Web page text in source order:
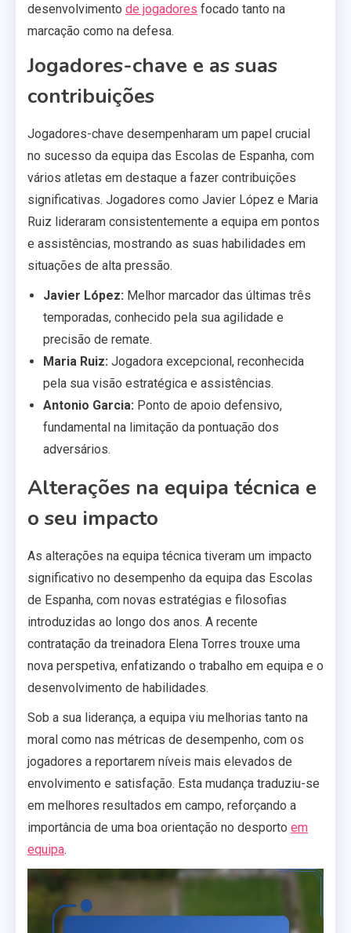
desenvolvimento de jogadores focado tanto na
marcação como na defesa.
Jogadores-chave e as suas
contribuições
Jogadores-chave desempenharam um papel crucial
no sucesso da equipa das Escolas de Espanha, com
vários atletas em destaque a fazer contribuições
significativas. Jogadores como Javier López e Maria
Ruiz lideraram consistentemente a equipa em pontos
e assistências, mostrando as suas habilidades em
situações de alta pressão.
Javier López: Melhor marcador das últimas três
temporadas, conhecido pela sua agilidade e
precisão de remate.
Maria Ruiz: Jogadora excepcional, reconhecida
pela sua visão estratégica e assistências.
Antonio Garcia: Ponto de apoio defensivo,
fundamental na limitação da pontuação dos
adversários.
Alterações na equipa técnica e
o seu impacto
As alterações na equipa técnica tiveram um impacto
significativo no desempenho da equipa das Escolas
de Espanha, com novas estratégias e filosofias
introduzidas ao longo dos anos. A recente
contratação da treinadora Elena Torres trouxe uma
nova perspetiva, enfatizando o trabalho em equipa e o
desenvolvimento de habilidades.
Sob a sua liderança, a equipa viu melhorias tanto na
moral como nas métricas de desempenho, com os
jogadores a reportarem níveis mais elevados de
envolvimento e satisfação. Esta mudança traduziu-se
em melhores resultados em campo, reforçando a
importância de uma boa orientação no desporto em
equipa.